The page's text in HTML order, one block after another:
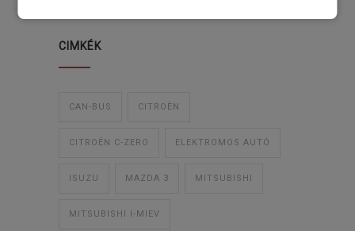
CIMKÉK
CAN-BUS CITROËN
CITROËN C-ZERO ELEKTROMOS AUTÓ
ISUZU MAZDA 3 MITSUBISHI
MITSUBISHI I-MIEV